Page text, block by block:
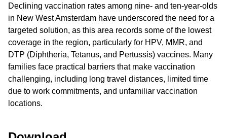
Declining vaccination rates among nine- and ten-year-olds
in New West Amsterdam have underscored the need for a
targeted solution, as this area records some of the lowest
coverage in the region, particularly for HPV, MMR, and
DTP (Diphtheria, Tetanus, and Pertussis) vaccines. Many
families face practical barriers that make vaccination
challenging, including long travel distances, limited time
due to work commitments, and unfamiliar vaccination
locations.